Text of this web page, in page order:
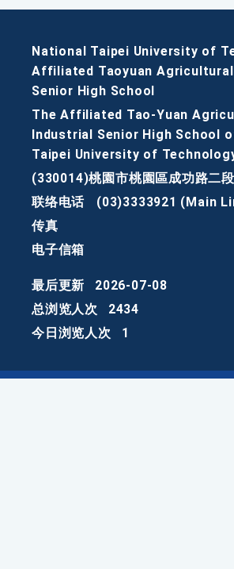
National Taipei University of
Affiliated Taoyuan Agricultural
Senior High School
The Affiliated Tao-Yuan
Industrial Senior High School
Taipei University of
(330014)桃園市桃園區成功路二
联络电话
(03)3333921 (Main
传真
电子信箱
最后更新
2026-07-08
总浏览人次
2434
今日浏览人次
1